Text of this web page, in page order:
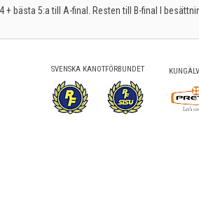
+ bästa 5:a till A-final. Resten till B-final I
SVENSKA KANOTFÖRBUNDET